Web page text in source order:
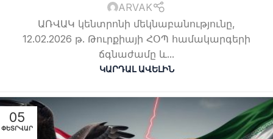
ARVAK
ԱՌՎԱԿ կենտրոնի մեկնաբանությունը,
12.02.2026 թ. Թուրքիայի ՀՕՊ համակարգերի
ճգնաժամը և...
ԿԱՐԴԱԼ ԱՎԵԼԻՆ
05
ՓԵՏՐՎԱՐ